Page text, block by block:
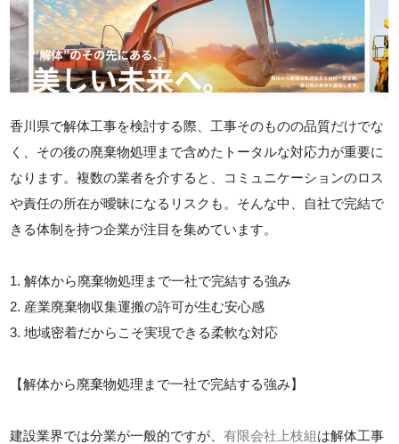
香川県で解体工事を検討する際、工事そのものの品質だけでな
く、その後の廃棄物処理まで含めたトータルな対応力が重要に
なります。複数の業者を介すると、コミュニケーションのロス
や責任の所在が曖昧になるリスクも。そんな中、自社で完結で
きる体制を持つ企業が注目を集めています。
1. 解体から廃棄物処理まで一社で完結する強み
2. 産業廃棄物収集運搬の許可が生む安心感
3. 地域密着だからこそ実現できる柔軟な対応
【解体から廃棄物処理まで一社で完結する強み】
建設業界では分業が一般的ですが、有限会社上枝組は解体工事